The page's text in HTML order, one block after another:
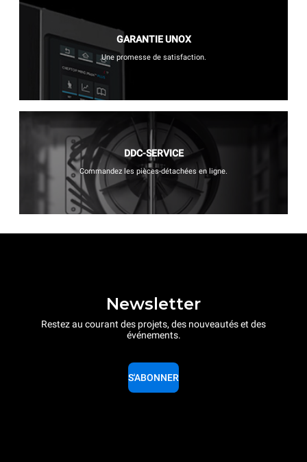
GARANTIE UNOX
Une promesse de satisfaction.
DDC-SERVICE
Commandez les pièces-détachées en ligne.
Newsletter
Restez au courant des projets, des nouveautés et des
événements.
S'ABONNER